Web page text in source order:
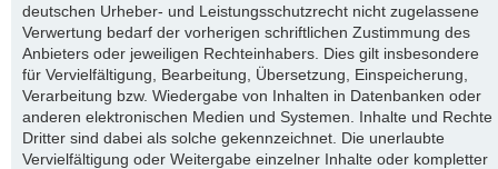
deutschen Urheber- und Leistungsschutzrecht nicht zugelassene
Verwertung bedarf der vorherigen schriftlichen Zustimmung des
Anbieters oder jeweiligen Rechteinhabers. Dies gilt insbesondere
für Vervielfältigung, Bearbeitung, Übersetzung, Einspeicherung,
Verarbeitung bzw. Wiedergabe von Inhalten in Datenbanken oder
anderen elektronischen Medien und Systemen. Inhalte und Rechte
Dritter sind dabei als solche gekennzeichnet. Die unerlaubte
Vervielfältigung oder Weitergabe einzelner Inhalte oder kompletter